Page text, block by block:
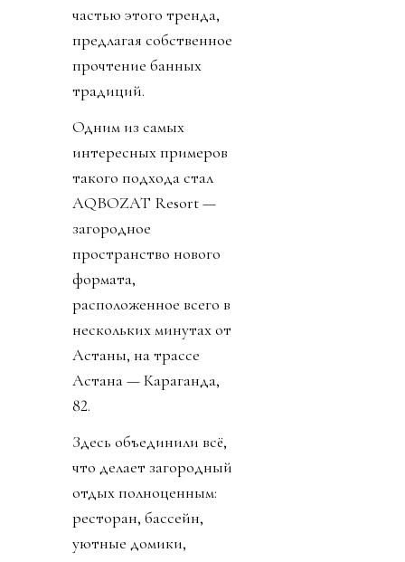
частью этого тренда,
предлагая собственное
прочтение банных
традиций.
Одним из самых
интересных примеров
такого подхода стал
AQBOZAT Resort —
загородное
пространство нового
формата,
расположенное всего в
нескольких минутах от
Астаны, на трассе
Астана — Караганда,
82.
Здесь объединили всё,
что делает загородный
отдых полноценным:
ресторан, бассейн,
уютные домики,